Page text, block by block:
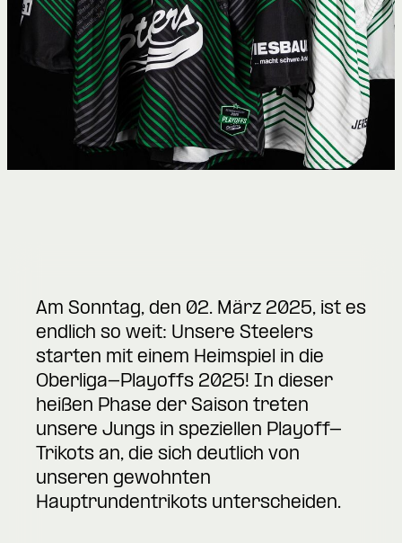
Am Sonntag, den 02. März 2025, ist es
endlich so weit: Unsere Steelers
starten mit einem Heimspiel in die
Oberliga-Playoffs 2025! In dieser
heißen Phase der Saison treten
unsere Jungs in speziellen Playoff-
Trikots an, die sich deutlich von
unseren gewohnten
Hauptrundentrikots unterscheiden.